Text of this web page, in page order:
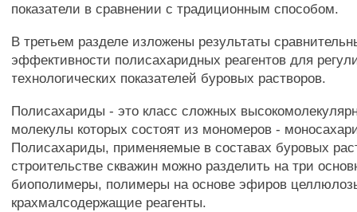
показатели в сравнении с традиционным способом.
В третьем разделе изложены результаты
эффективности полисахаридных реагентов для
технологических показателей буровых растворов.
Полисахариды - это класс сложных
молекулы которых состоят из мономеров -
Полисахариды, применяемые в составах буровых
строительстве скважин можно разделить на три
биополимеры, полимеры на основе эфиров
крахмалсодержащие реагенты.